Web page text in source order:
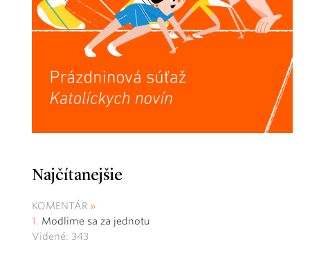
Najčítanejšie
KOMENTÁR
Modlime sa za jednotu
Videné: 343